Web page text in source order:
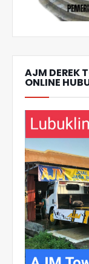
AJM DEREK
ONLINE